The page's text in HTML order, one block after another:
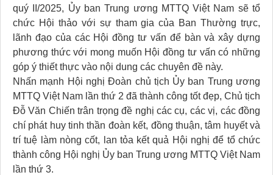
quý II/2025, Ủy ban Trung ương MTTQ Việt Nam sẽ tổ
chức Hội thảo với sự tham gia của Ban Thường trực,
lãnh đạo của các Hội đồng tư vấn để bàn và xây dựng
phương thức với mong muốn Hội đồng tư vấn có những
góp ý thiết thực vào nội dung các chuyên đề này.
Nhấn mạnh Hội nghị Đoàn chủ tịch Ủy ban Trung ương
MTTQ Việt Nam lần thứ 2 đã thành công tốt đẹp, Chủ tịch
Đỗ Văn Chiến trân trọng đề nghị các cụ, các vị, các đồng
chí phát huy tinh thần đoàn kết, đồng thuận, tâm huyết và
trí tuệ làm nòng cốt, lan tỏa kết quả Hội nghị để tổ chức
thành công Hội nghị Ủy ban Trung ương MTTQ Việt Nam
lần thứ 3.